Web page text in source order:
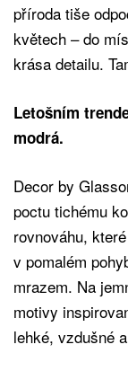
příroda tiše
květech – do
krása detailu.
Letošním
modrá.
Decor by
poctu tichému
rovnováhu,
v pomalém
mrazem. Na
motivy
lehké, vzdušné